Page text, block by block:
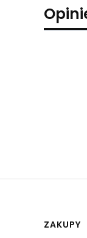
Linki
ZAKUPY